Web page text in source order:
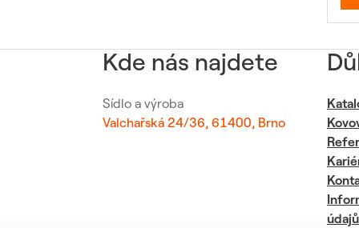
Kde nás najdete
Sídlo a výroba
Valchařská 24/36, 61400, Brno
údajů